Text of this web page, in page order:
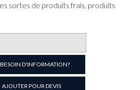
sortes de produits frais, produits
de
Vitrine
positive
mural
BESOIN D'INFORMATION?
AJOUTER POUR DEVIS